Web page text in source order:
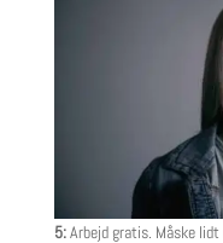
5:Arbejd gratis. Måske lidt